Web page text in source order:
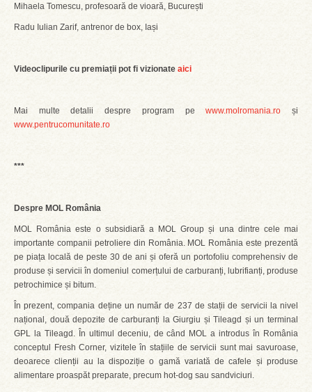
Mihaela Tomescu, profesoară de vioară, București
Radu Iulian Zarif, antrenor de box, Iași
Videoclipurile cu premiații pot fi vizionate aici
Mai multe detalii despre program pewww.molromania.ro și
www.pentrucomunitate.ro
***
Despre MOL România
MOL România este o subsidiară a MOL Group și una dintre cele mai
importante companii petroliere din România. MOL România este prezentă
pe piața locală de peste 30 de ani și oferă un portofoliu comprehensiv de
produse și servicii în domeniul comerțului de carburanți, lubrifianți, produse
petrochimice și bitum.
În prezent, compania deține un număr de 237 de stații de servicii la nivel
național, două depozite de carburanți la Giurgiu și Tileagd și un terminal
GPL la Tileagd. În ultimul deceniu, de când MOL a introdus în România
conceptul Fresh Corner, vizitele în stațiile de servicii sunt mai savuroase,
deoarece clienții au la dispoziție o gamă variată de cafele și produse
alimentare proaspăt preparate, precum hot-dog sau sandviciuri.